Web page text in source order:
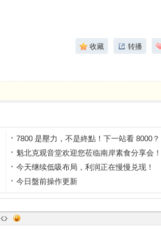
收藏 转播
7800 是壓力，不是終點！下一站看 8000？
魁北克观音堂欢迎您莅临南岸素食分享会！
今天继续低吸布局，利润正在慢慢兑现！
今日盤前操作更新
酒肉朋友